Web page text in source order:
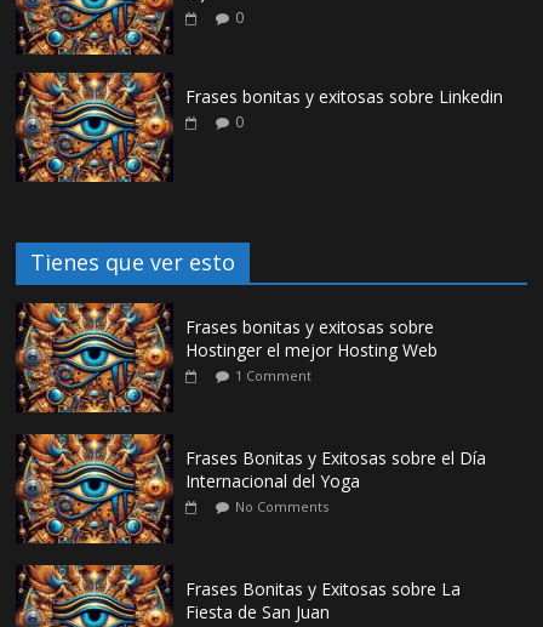
0
Frases bonitas y exitosas sobre Linkedin
0
Tienes que ver esto
Frases bonitas y exitosas sobre
Hostinger el mejor Hosting Web
1 Comment
Frases Bonitas y Exitosas sobre el Día
Internacional del Yoga
No Comments
Frases Bonitas y Exitosas sobre La
Fiesta de San Juan